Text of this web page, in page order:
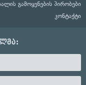
გამოყენების პირობები
კონტაქტი